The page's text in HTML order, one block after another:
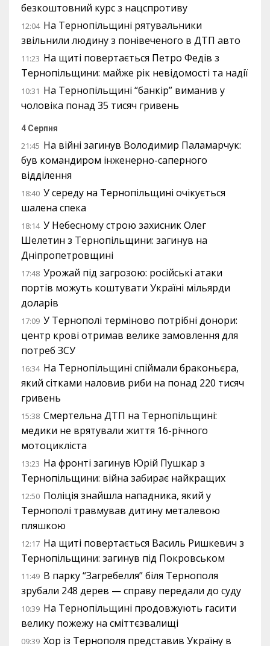
безкоштовний курс з нацспротиву
12:04 На Тернопільщині рятувальники
звільнили людину з понівеченого в ДТП авто
11:23 На щиті повертається Петро Федів з
Тернопільщини: майже рік невідомості та надії
10:31 На Тернопільщині “банкір” виманив у
чоловіка понад 35 тисяч гривень
4 Серпня
21:45 На війні загинув Володимир Паламарчук:
був командиром інженерно-саперного
відділення
18:40 У середу на Тернопільщині очікується
шалена спека
18:14 У Небесному строю захисник Олег
Шелетин з Тернопільщини: загинув на
Дніпропетровщині
17:48 Урожай під загрозою: російські атаки
портів можуть коштувати Україні мільярди
доларів
17:09 У Тернополі терміново потрібні донори:
центр крові отримав велике замовлення для
потреб ЗСУ
16:34 На Тернопільщині спіймали браконьєра,
який сітками наловив риби на понад 220 тисяч
гривень
15:38 Смертельна ДТП на Тернопільщині:
медики не врятували життя 16-річного
мотоцикліста
13:23 На фронті загинув Юрій Пушкар з
Тернопільщини: війна забирає найкращих
12:50 Поліція знайшла нападника, який у
Тернополі травмував дитину металевою
пляшкою
12:17 На щиті повертається Василь Ришкевич з
Тернопільщини: загинув під Покровськом
11:49 В парку “Загребелля” біля Тернополя
зрубали 248 дерев — справу передали до суду
10:39 На Тернопільщині продовжують гасити
велику пожежу на сміттєзвалищі
09:39 Хор із Тернополя представив Україну в